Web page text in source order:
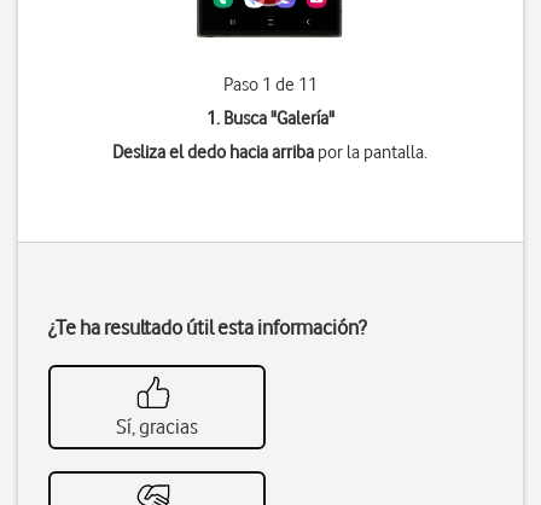
Paso 1 de 11
1. Busca "Galería"
Desliza el dedo hacia arriba por la pantalla.
¿Te ha resultado útil esta información?
Sí, gracias